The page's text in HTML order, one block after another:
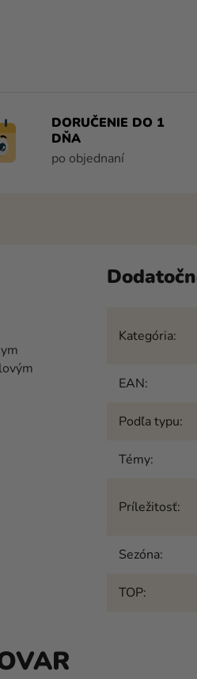
DORUČENIE DO 1
DŇA
po objednaní
Kategória:
EAN:
Podľa typu:
Témy:
Príležitosť:
Sezóna:
TOP: